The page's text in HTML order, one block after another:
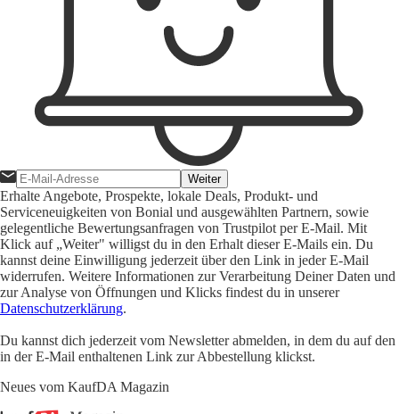
Weiter
Erhalte Angebote, Prospekte, lokale Deals, Produkt- und
Serviceneuigkeiten von Bonial und ausgewählten Partnern, sowie
gelegentliche Bewertungsanfragen von Trustpilot per E-Mail. Mit
Klick auf „Weiter" willigst du in den Erhalt dieser E-Mails ein. Du
kannst deine Einwilligung jederzeit über den Link in jeder E-Mail
widerrufen. Weitere Informationen zur Verarbeitung Deiner Daten und
zur Analyse von Öffnungen und Klicks findest du in unserer
Datenschutzerklärung.
Du kannst dich jederzeit vom Newsletter abmelden, in dem du auf den
in der E-Mail enthaltenen Link zur Abbestellung klickst.
Neues vom KaufDA Magazin